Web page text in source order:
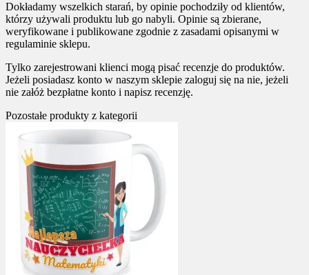
Dokładamy wszelkich starań, by opinie pochodziły od klientów,
którzy używali produktu lub go nabyli. Opinie są zbierane,
weryfikowane i publikowane zgodnie z zasadami opisanymi w
regulaminie sklepu.
Tylko zarejestrowani klienci mogą pisać recenzje do produktów.
Jeżeli posiadasz konto w naszym sklepie zaloguj się na nie, jeżeli
nie załóż bezpłatne konto i napisz recenzję.
Pozostałe produkty z kategorii